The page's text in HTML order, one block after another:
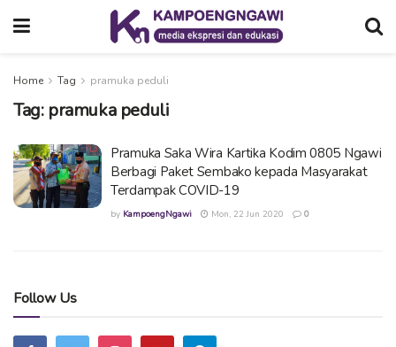
Home Tag pramuka peduli
Tag: pramuka peduli
Pramuka Saka Wira Kartika Kodim 0805 Ngawi
Berbagi Paket Sembako kepada Masyarakat
Terdampak COVID-19
by KampoengNgawi Mon, 22 Jun 2020 0
Follow Us